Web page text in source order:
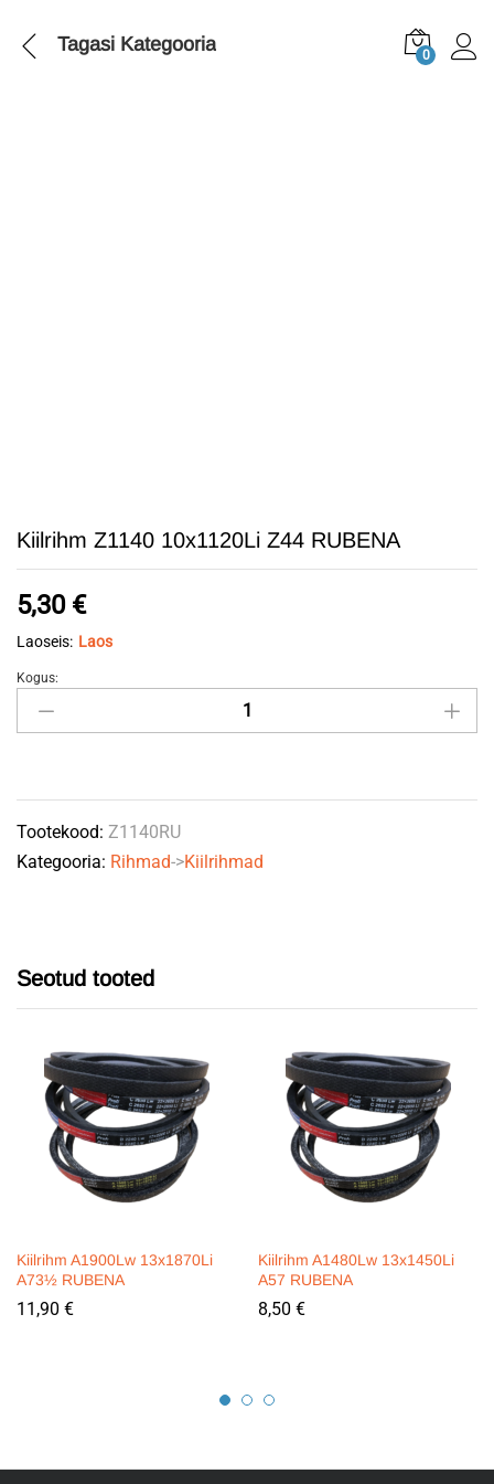
Tagasi Kategooria 0
Kiilrihm Z1140 10x1120Li Z44 RUBENA
5,30 €
Laoseis: Laos
Kiilrihm
Z1140
RUBENA
quantity
Kogus:
Tootekood: Z1140RU
Kategooria: Rihmad->Kiilrihmad
Seotud tooted
Kiilrihm A1900Lw 13x1870Li
A73½ RUBENA
11,90 €
Kiilrihm A1480Lw 13x1450Li
A57 RUBENA
8,50 €